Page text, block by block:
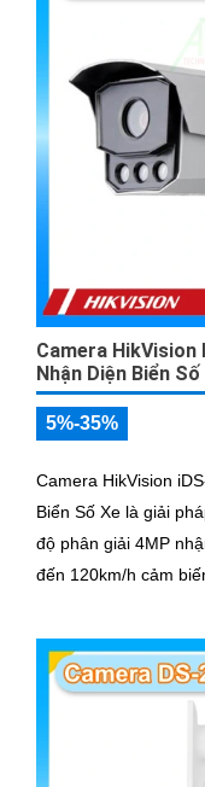
Camera HikVision
Nhận Diện Biển Số
5%-35%
Camera HikVision
Biển Số Xe là giải
độ phân giải 4MP
đến 120km/h cảm